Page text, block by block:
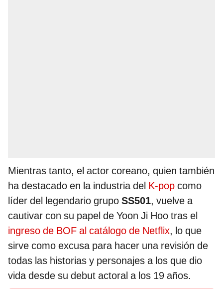
Mientras tanto, el actor coreano, quien también
ha destacado en la industria del K-pop como
líder del legendario grupo SS501, vuelve a
cautivar con su papel de Yoon Ji Hoo tras el
ingreso de BOF al catálogo de Netflix, lo que
sirve como excusa para hacer una revisión de
todas las historias y personajes a los que dio
vida desde su debut actoral a los 19 años.